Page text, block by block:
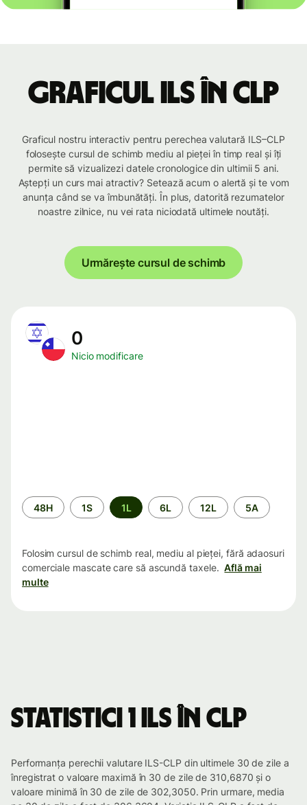
Graficul ILS în CLP
Graficul nostru interactiv pentru perechea valutară ILS–CLP
folosește cursul de schimb mediu al pieței în timp real și îți
permite să vizualizezi datele cronologice din ultimii 5 ani.
Aștepți un curs mai atractiv? Setează acum o alertă și te vom
anunța când se va îmbunătăți. În plus, datorită rezumatelor
noastre zilnice, nu vei rata niciodată ultimele noutăți.
Urmărește cursul de schimb
0
Nicio modificare
Perioada
48H 1S 1L 6L 12L 5A
Folosim cursul de schimb real, mediu al pieței, fără adaosuri
comerciale mascate care să ascundă taxele. Află mai
multe
Statistici 1 ILS în CLP
Performanța perechii valutare ILS-CLP din ultimele 30 de zile a
înregistrat o valoare maximă în 30 de zile de 310,6870 și o
valoare minimă în 30 de zile de 302,3050. Prin urmare, media